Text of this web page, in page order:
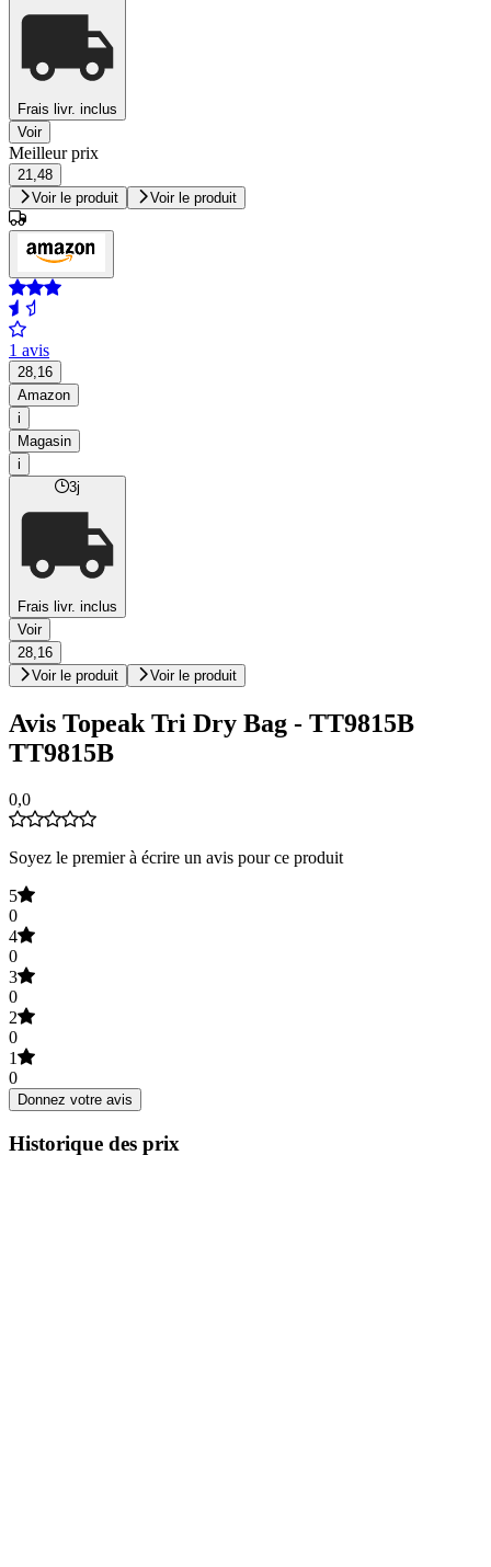
Frais livr. inclus
Voir
Meilleur prix
21,48
Voir le produit
Voir le produit
1 avis
28,16
Amazon
i
Magasin
i
3j
Frais livr. inclus
Voir
28,16
Voir le produit
Voir le produit
Avis Topeak Tri Dry Bag - TT9815B
TT9815B
0,0
Soyez le premier à écrire un avis pour ce produit
5
0
4
0
3
0
2
0
1
0
Donnez votre avis
Historique des prix